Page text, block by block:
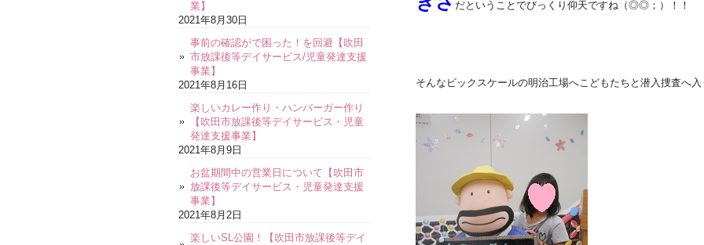
だということでびっくり仰天ですね（◎◎；）！！
そんなビックスケールの明治工場へこどもたちと潜入捜査へ
業】
2021年8月30日
事前の確認がで困った！を回避【吹田
市放課後等デイサービス/児童発達支援
事業】
2021年8月16日
楽しいカレー作り・ハンバーガー作り
【吹田市放課後等デイサービス・児童
発達支援事業】
2021年8月9日
お盆期間中の営業日について【吹田市
放課後等デイサービス・児童発達支援
事業】
2021年8月2日
楽しいSL公園！【吹田市放課後等デイ